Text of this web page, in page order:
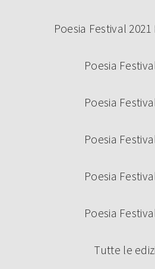
Poesia Festival
Poesia
Poesia
Poesia
Poesia
Poesia
Tutte le